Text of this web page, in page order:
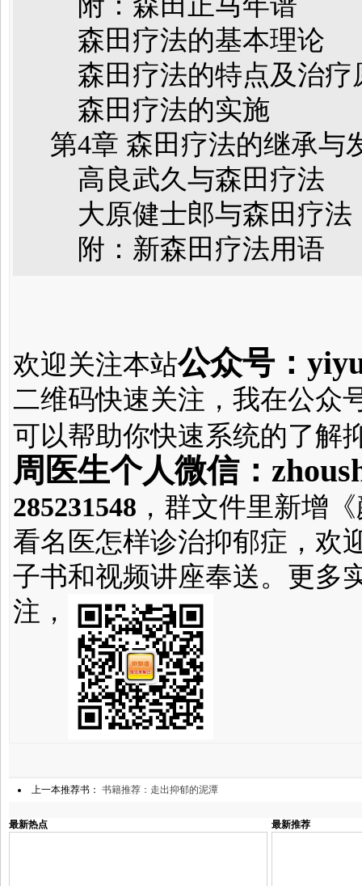
森田疗法的基本理论
森田疗法的特点及治疗
森田疗法的实施
第4章 森田疗法的继承与
高良武久与森田疗法
大原健士郎与森田疗法
附：新森田疗法用语
欢迎关注本站公众号：
二维码快速关注，我在公众
可以帮助你快速系统的了解
周医生个人微信：
285231548 ，群文件里新增
看名医怎样诊治抑郁症，欢
子书和视频讲座奉送。更多
注，
上一本推荐书： 书籍推荐：走出抑郁的泥潭
最新热点 最新推荐